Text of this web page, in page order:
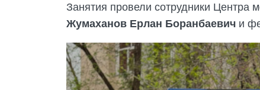
Занятия провели сотрудники Центра
Жумаханов Ерлан Боранбаевичи